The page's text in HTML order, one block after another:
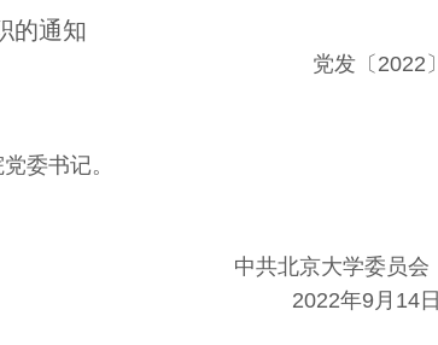
的通知
党发〔2022
委书记。
中共北京大学委员会
2022年9月14日